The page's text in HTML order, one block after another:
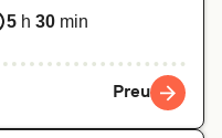
5 h 30 min
Preu